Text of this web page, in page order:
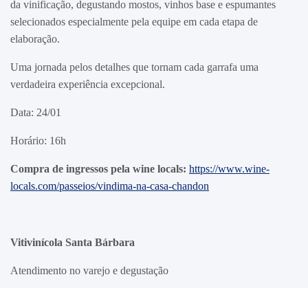
da vinificação, degustando mostos, vinhos base e espumantes
selecionados especialmente pela equipe em cada etapa de
elaboração.
Uma jornada pelos detalhes que tornam cada garrafa uma
verdadeira experiência excepcional.
Data: 24/01
Horário: 16h
Compra de ingressos pela wine locals: https://www.wine-
locals.com/passeios/vindima-na-casa-chandon
Vitivinícola Santa Bárbara
Atendimento no varejo e degustação